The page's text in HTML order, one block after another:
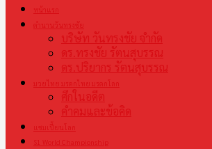
หน้าแรก
ตำนานวันทรงชัย
บริษัท วันทรงชัย จำกัด
ดร.ทรงชัย รัตนสุบรรณ
ดร.ปริยากร รัตนสุบรรณ
มวยไทย มรดกไทย มรดกโลก
ศึกในอดีต
คำคมและข้อคิด
แชมเปี้ยนโลก
S1 World Championship